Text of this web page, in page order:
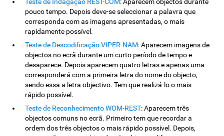
pouco tempo. Depois deve-se seleccionar a palavra que
corresponda com as imagens apresentadas, o mais
rapidamente possível.
Teste de Descodificação VIPER-NAM: Aparecem imagens de
objectos no ecrã durante um curto período de tempo e
desaparece. Depois aparecem quatro letras e apenas uma
corresponderá com a primeira letra do nome do objecto,
sendo essa a letra objectivo. Tem que realizá-lo o mais
rápido possível.
Teste de Reconhecimento WOM-REST: Aparecem três
objectos comuns no ecrã. Primeiro tem que recordar a
ordem dos três objectos o mais rápido possível. Depois,